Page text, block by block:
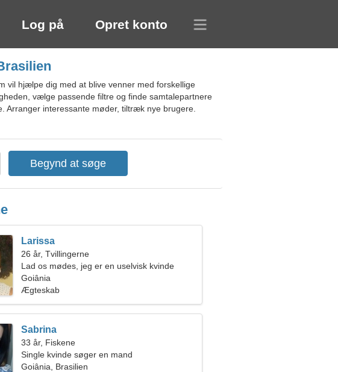
Log på Opret konto
vil hjælpe dig med at blive venner med forskellige
vælge passende filtre og finde samtalepartnere
Arranger interessante møder, tiltræk nye brugere.
Larissa
26 år, Tvillingerne
Lad os mødes, jeg er en uselvisk kvinde
Goiânia
Ægteskab
Sabrina
33 år, Fiskene
Single kvinde søger en mand
Goiânia, Brasilien